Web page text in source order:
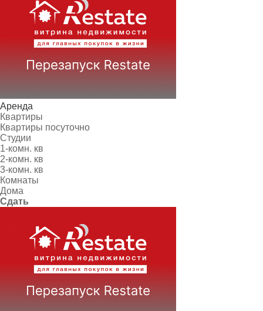
Аренда
Квартиры
Квартиры посуточно
Студии
1-комн. кв
2-комн. кв
3-комн. кв
Комнаты
Дома
Сдать